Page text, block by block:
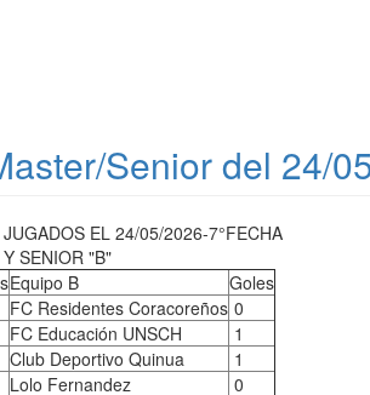
Senior del 24/
EL 24/05/2026-7°FECHA
SENIOR "B"
Equipo B
Goles
FC Residentes Coracoreños 0
FC Educación UNSCH
1
Club Deportivo Quinua
1
Lolo Fernandez 0